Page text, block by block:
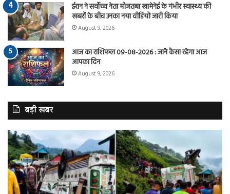
ईरान ने सर्वोच्च नेता मोजतबा खामेनेई के गंभीर स्वास्थ्य की
खबरों के बीच उनका नया वीडियो जारी किया
August 9, 2026
आज का राशिफल 09-08-2026 : जाने कैसा रहेगा आज
आपका दिन
August 9, 2026
बड़ी खबर